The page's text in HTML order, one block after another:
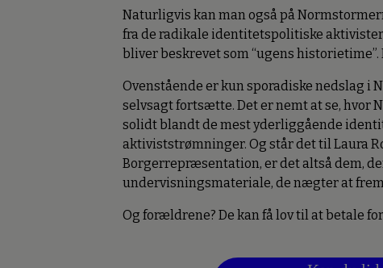
Naturligvis kan man også på
fra de radikale identitetspolitiske
bliver beskrevet som “ugens
Ovenstående er kun sporadiske nedslag i
selvsagt fortsætte. Det er nemt at se, hvor
solidt blandt de mest yderliggående
aktiviststrømninger. Og står det til Laura
Borgerrepræsentation, er det altså dem,
undervisningsmateriale, de nægter at
Og forældrene? De kan få lov til at betale